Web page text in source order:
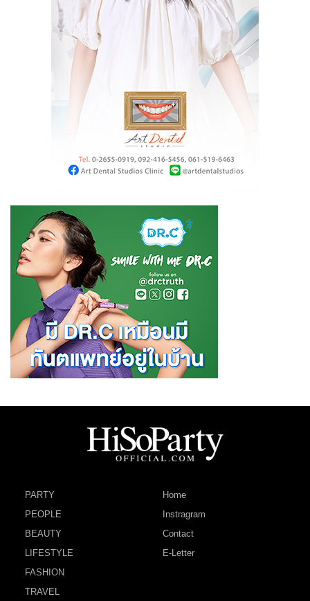
PARTY
PEOPLE
BEAUTY
LIFESTYLE
FASHION
TRAVEL
Home
Instragram
Contact
E-Letter